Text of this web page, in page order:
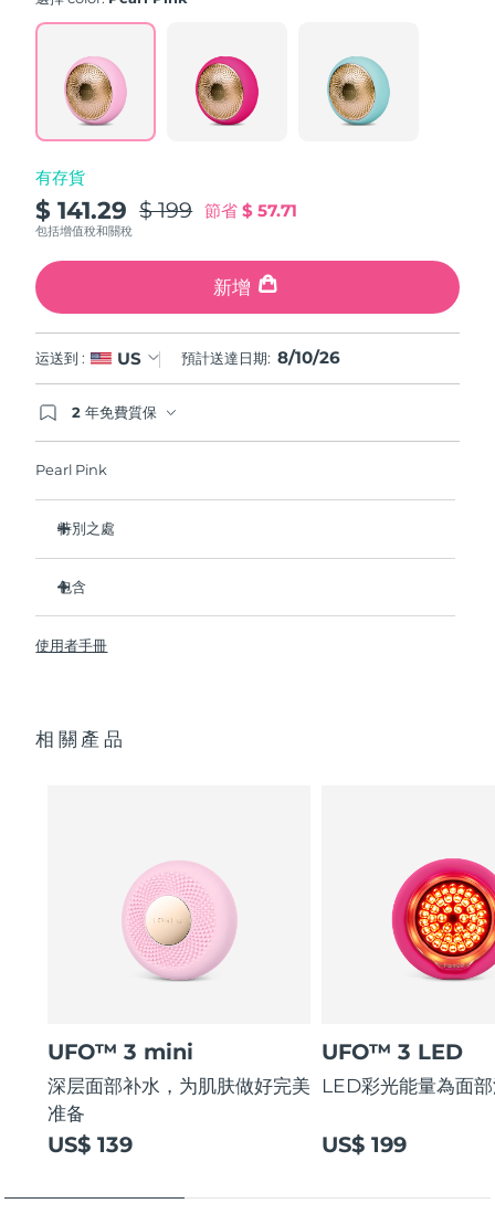
Read
Reviews.
Same
page
有存貨
$ 141.29 $ 199 節省$ 57.71
包括增值稅和關稅
新增
运送到 : US 預計送達日期: 8/10/26
2 年免費質保
Pearl Pink
特別之處
熱能科技幫助面膜中的成分深入肌膚。
T-Sonic
包含
USB 充電線
2年質保 (西班牙：3年質保)
使用者手冊
相關產品
UFO™ 3 mini
深层面部补水，为肌肤做好完美
准备
US$ 139
UFO™ 3 LED
LED彩光能量為面
US$ 199
斯洛伐克
斯洛維尼亞 預計送達日期
預計送達日期
南韓
西班牙
瑞典 8/9/26
瑞士 預計送達日期8/9/26
台灣 預計送達日期8/14/26
泰國 預計送達日期8/13/26
阿拉伯聯合大公國
英國
美國
越南